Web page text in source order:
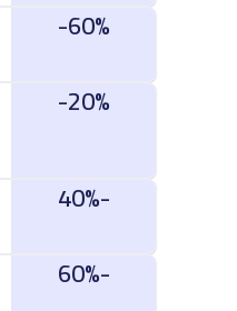
60%-
20%-
-40%
-60%